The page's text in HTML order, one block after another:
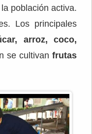
población activa.
Los principales
arroz, coco,
se cultivan frutas